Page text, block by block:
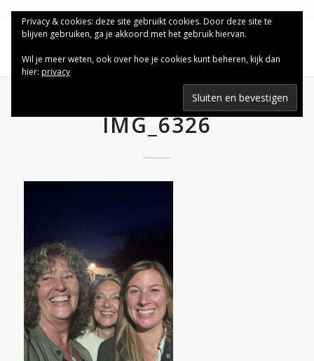
IMG_6326
Privacy & cookies: deze site gebruikt cookies. Door deze site te
blijven gebruiken, ga je akkoord met het gebruik hiervan.
Wil je meer weten, ook over hoe je cookies kunt beheren, kijk dan
hier: privacy